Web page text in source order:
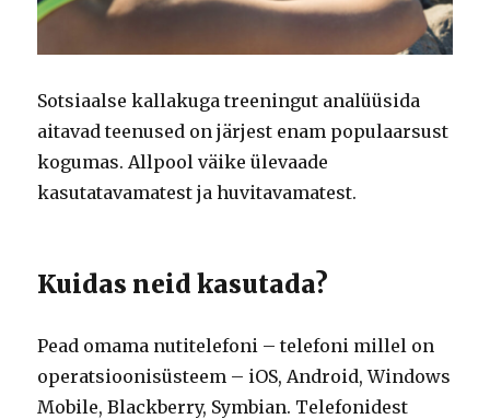
Sotsiaalse kallakuga treeningut analüüsida
aitavad teenused on järjest enam populaarsust
kogumas. Allpool väike ülevaade
kasutatavamatest ja huvitavamatest.
Kuidas neid kasutada?
Pead omama nutitelefoni – telefoni millel on
operatsioonisüsteem – iOS, Android, Windows
Mobile, Blackberry, Symbian. Telefonidest